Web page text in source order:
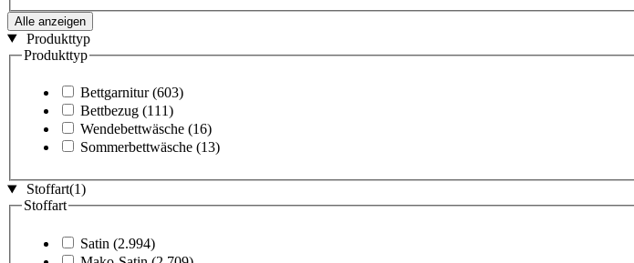
Alle anzeigen
Produkttyp
Produkttyp
Bettgarnitur (603)
Bettbezug (111)
Wendebettwäsche (16)
Sommerbettwäsche (13)
Stoffart(1)
Stoffart
Satin (2.994)